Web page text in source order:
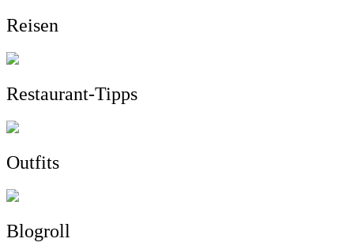
Reisen
Restaurant-Tipps
Outfits
Blogroll